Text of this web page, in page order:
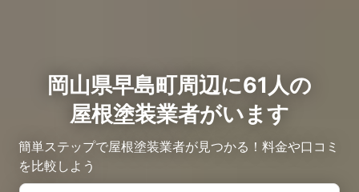
岡山県早島町周辺に61人の
屋根塗装業者がいます
簡単ステップで屋根塗装業者が見つかる！料金や口コミ
を比較しよう